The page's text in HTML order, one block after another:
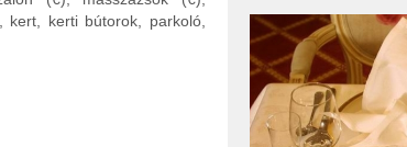
kerti bútorok, parkoló,